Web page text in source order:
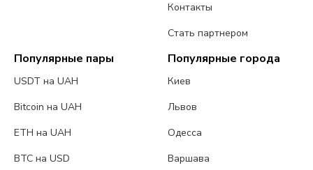
Контакты
Стать партнером
Популярные пары
USDT на UAH
Bitcoin на UAH
ETH на UAH
BTC на USD
Популярные города
Киев
Львов
Одесса
Варшава